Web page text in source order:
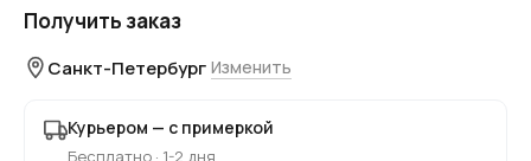
Получить заказ
Санкт-Петербург Изменить
Курьером — с примеркой
Бесплатно · 1-2 дня